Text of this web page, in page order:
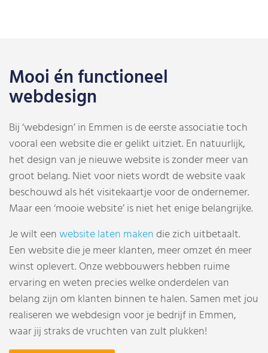
Mooi én functioneel
webdesign
Bij ‘webdesign’ in Emmen is de eerste associatie toch
vooral een website die er gelikt uitziet. En natuurlijk,
het design van je nieuwe website is zonder meer van
groot belang. Niet voor niets wordt de website vaak
beschouwd als hét visitekaartje voor de ondernemer.
Maar een ‘mooie website’ is niet het enige belangrijke.
Je wilt eenwebsite laten makendie zich uitbetaalt.
Een website die je meer klanten, meer omzet én meer
winst oplevert. Onze webbouwers hebben ruime
ervaring en weten precies welke onderdelen van
belang zijn om klanten binnen te halen. Samen met jou
realiseren we webdesign voor je bedrijf in Emmen,
waar jij straks de vruchten van zult plukken!